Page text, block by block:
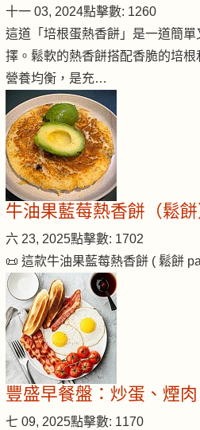
十一 03, 2024點擊數: 1260
這道「培根蛋熱香餅」是一道簡
擇。鬆軟的熱香餅搭配香脆的培根
營養均衡，是充…
牛油果藍莓熱香餅（鬆餅
六 23, 2025點擊數: 1702
📜 這款牛油果藍莓熱香餅 ( 鬆餅
豐盛早餐盤：炒蛋、煙
七 09, 2025點擊數: 1170